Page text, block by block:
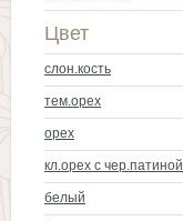
Цвет
слон.кость
тем.орех
орех
кл.орех с чер.патиной
белый